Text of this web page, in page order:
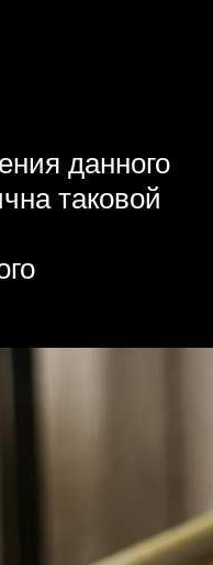
данного
таковой